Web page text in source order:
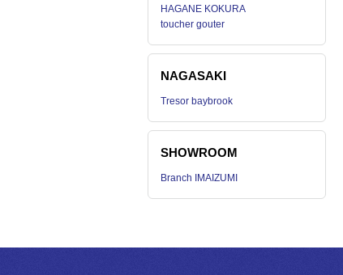
HAGANE KOKURA
toucher gouter
NAGASAKI
Tresor baybrook
SHOWROOM
Branch IMAIZUMI